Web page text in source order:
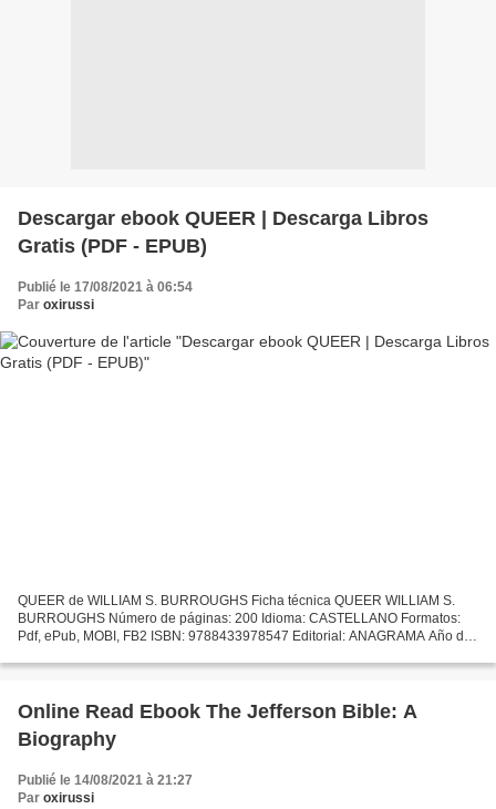
Descargar ebook QUEER | Descarga Libros
Gratis (PDF - EPUB)
Publié le 17/08/2021 à 06:54
Par oxirussi
QUEER de WILLIAM S. BURROUGHS Ficha técnica QUEER WILLIAM S.
BURROUGHS Número de páginas: 200 Idioma: CASTELLANO Formatos:
Pdf, ePub, MOBI, FB2 ISBN: 9788433978547 Editorial: ANAGRAMA Año de
Online Read Ebook The Jefferson Bible: A
Biography
Publié le 14/08/2021 à 21:27
Par oxirussi